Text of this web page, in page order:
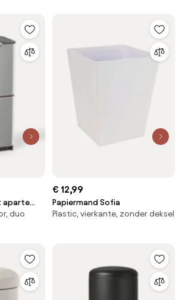
aparte
L duo
€ 12,99
Papiermand Sofia
Plastic, vierkante, zonder deksel